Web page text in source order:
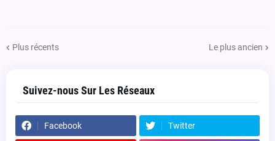
Plus récents Le plus ancien
Suivez-nous Sur Les Réseaux
Facebook Twitter